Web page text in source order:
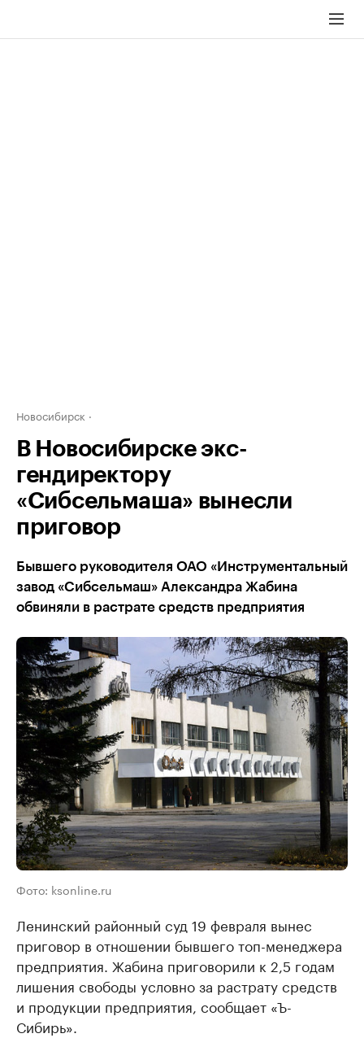
Новосибирск
В Новосибирске экс-
гендиректору
«Сибсельмаша» вынесли
приговор
Бывшего руководителя ОАО «Инструментальный
завод «Сибсельмаш» Александра Жабина
обвиняли в растрате средств предприятия
Фото: ksonline.ru
Ленинский районный суд 19 февраля вынес
приговор в отношении бывшего топ-менеджера
предприятия. Жабина приговорили к 2,5 годам
лишения свободы условно за растрату средств
и продукции предприятия, сообщает «Ъ-
Сибирь».